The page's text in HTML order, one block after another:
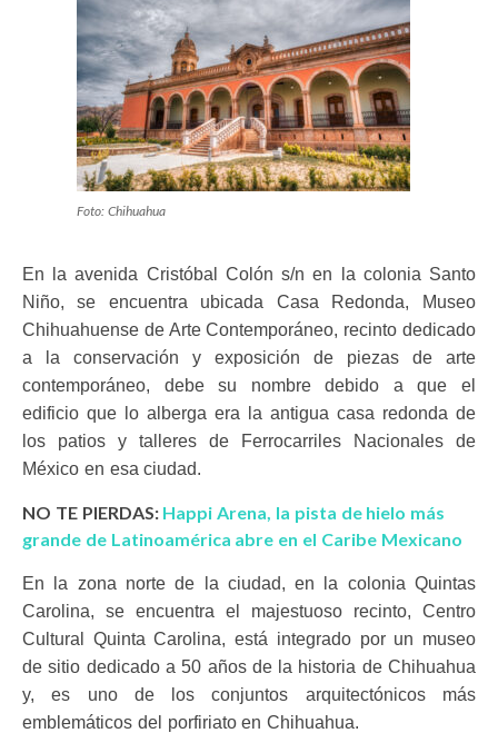
Foto: Chihuahua
En la avenida Cristóbal Colón s/n en la colonia Santo
Niño, se encuentra ubicada Casa Redonda, Museo
Chihuahuense de Arte Contemporáneo, recinto dedicado
a la conservación y exposición de piezas de arte
contemporáneo, debe su nombre debido a que el
edificio que lo alberga era la antigua casa redonda de
los patios y talleres de Ferrocarriles Nacionales de
México en esa ciudad.
NO TE PIERDAS: Happi Arena, la pista de hielo más
grande de Latinoamérica abre en el Caribe Mexicano
En la zona norte de la ciudad, en la colonia Quintas
Carolina, se encuentra el majestuoso recinto, Centro
Cultural Quinta Carolina, está integrado por un museo
de sitio dedicado a 50 años de la historia de Chihuahua
y, es uno de los conjuntos arquitectónicos más
emblemáticos del porfiriato en Chihuahua.